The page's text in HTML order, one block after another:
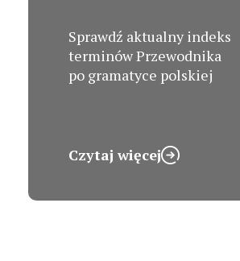
Sprawdź aktualny indeks
terminów Przewodnika
po gramatyce polskiej
Czytaj więcej